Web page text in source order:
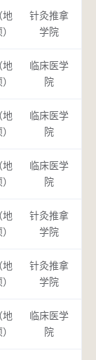
地
针灸推拿
学院
地
临床医学
院
地
临床医学
院
地
临床医学
院
地
针灸推拿
学院
地
针灸推拿
学院
地
临床医学
院